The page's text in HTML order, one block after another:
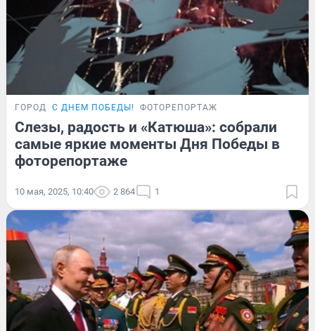
ГОРОД С ДНЕМ ПОБЕДЫ! ФОТОРЕПОРТАЖ
Слезы, радость и «Катюша»: собрали
самые яркие моменты Дня Победы в
фоторепортаже
10 мая, 2025, 10:40 2 864 1